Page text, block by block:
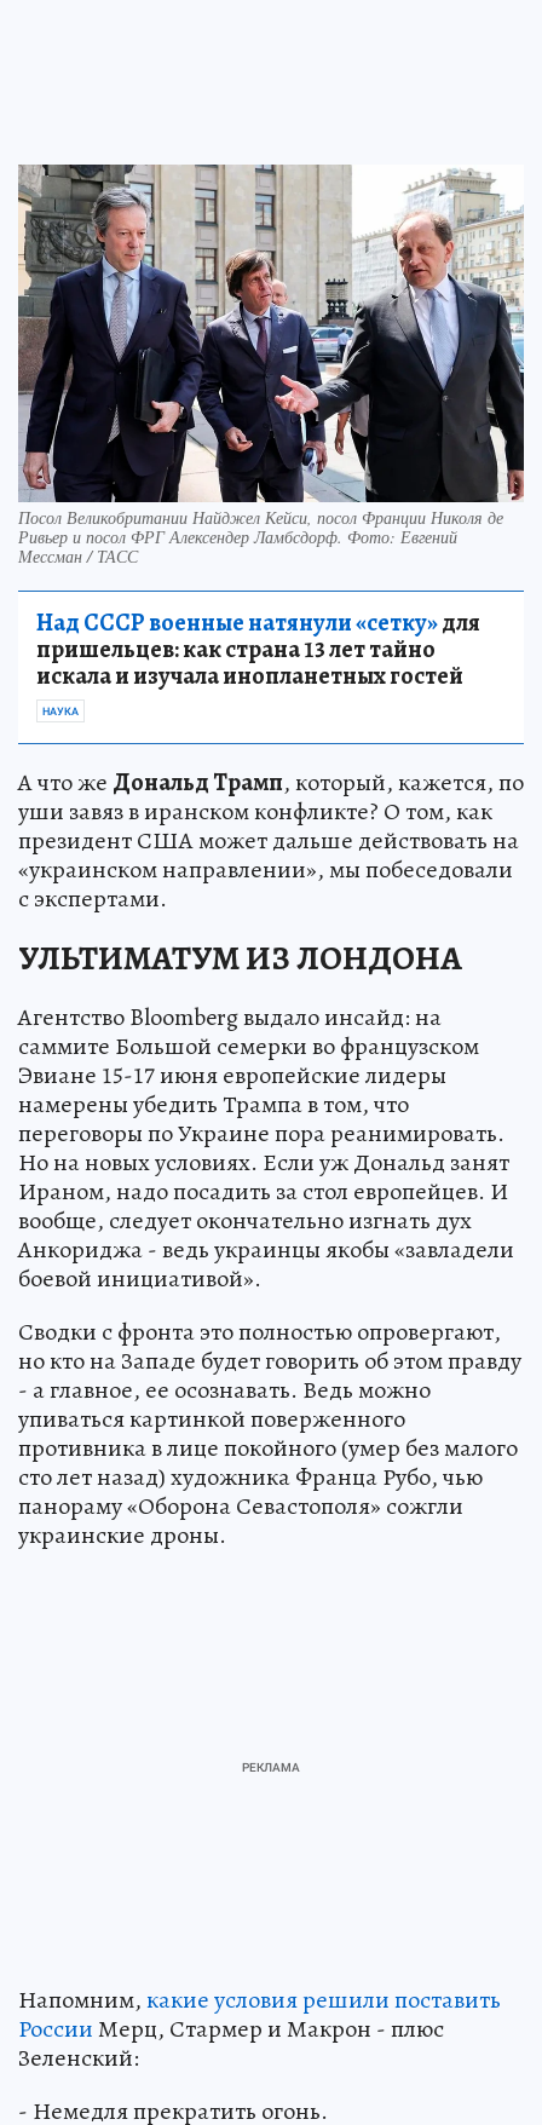
Посол Великобритании Найджел Кейси, посол Франции Николя де
Ривьер и посол ФРГ Алексендер Ламбсдорф. Фото: Евгений
Мессман / ТАСС
Над СССР военные натянули «сетку»для
пришельцев: как страна 13 лет тайно
искала и изучала инопланетных гостей
НАУКА
А что же Дональд Трамп, который, кажется, по
уши завяз в иранском конфликте? О том, как
президент США может дальше действовать на
«украинском направлении», мы побеседовали
с экспертами.
УЛЬТИМАТУМ ИЗ ЛОНДОНА
Агентство Bloomberg выдало инсайд: на
саммите Большой семерки во французском
Эвиане 15-17 июня европейские лидеры
намерены убедить Трампа в том, что
переговоры по Украине пора реанимировать.
Но на новых условиях. Если уж Дональд занят
Ираном, надо посадить за стол европейцев. И
вообще, следует окончательно изгнать дух
Анкориджа - ведь украинцы якобы «завладели
боевой инициативой».
Сводки с фронта это полностью опровергают,
но кто на Западе будет говорить об этом правду
- а главное, ее осознавать. Ведь можно
упиваться картинкой поверженного
противника в лице покойного (умер без малого
сто лет назад) художника Франца Рубо, чью
панораму «Оборона Севастополя» сожгли
украинские дроны.
Напомним,какие условия решили поставить
РоссииМерц, Стармер и Макрон - плюс
Зеленский:
- Немедля прекратить огонь.